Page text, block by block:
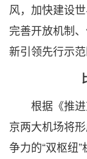
风，加快建设
完善开放机制
新引领先行示范
根据《推进
京两大机场将
争力的“双枢纽